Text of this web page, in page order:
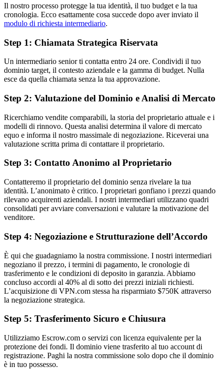
Il nostro processo protegge la tua identità, il tuo budget e la tua
cronologia. Ecco esattamente cosa succede dopo aver inviato il
modulo di richiesta intermediario.
Step 1: Chiamata Strategica Riservata
Un intermediario senior ti contatta entro 24 ore. Condividi il tuo
dominio target, il contesto aziendale e la gamma di budget. Nulla
esce da quella chiamata senza la tua approvazione.
Step 2: Valutazione del Dominio e Analisi di Mercato
Ricerchiamo vendite comparabili, la storia del proprietario attuale e i
modelli di rinnovo. Questa analisi determina il valore di mercato
equo e informa il nostro massimale di negoziazione. Riceverai una
valutazione scritta prima di contattare il proprietario.
Step 3: Contatto Anonimo al Proprietario
Contatteremo il proprietario del dominio senza rivelare la tua
identità. L’anonimato è critico. I proprietari gonfiano i prezzi quando
rilevano acquirenti aziendali. I nostri intermediari utilizzano quadri
consolidati per avviare conversazioni e valutare la motivazione del
venditore.
Step 4: Negoziazione e Strutturazione dell’Accordo
È qui che guadagniamo la nostra commissione. I nostri intermediari
negoziano il prezzo, i termini di pagamento, le cronologie di
trasferimento e le condizioni di deposito in garanzia. Abbiamo
concluso accordi al 40% al di sotto dei prezzi iniziali richiesti.
L’acquisizione di VPN.com stessa ha risparmiato $750K attraverso
la negoziazione strategica.
Step 5: Trasferimento Sicuro e Chiusura
Utilizziamo Escrow.com o servizi con licenza equivalente per la
protezione dei fondi. Il dominio viene trasferito al tuo account di
registrazione. Paghi la nostra commissione solo dopo che il dominio
è in tuo possesso.